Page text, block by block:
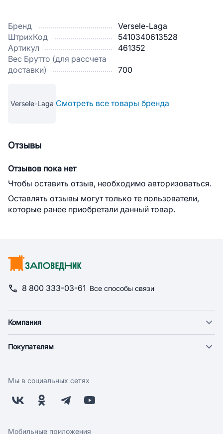
Бренд
Versele-Laga
ШтрихКод
5410340613528
Артикул
461352
Вес Брутто (для рассчета
доставки)
700
Versele-Laga Смотреть все товары бренда
Отзывы
Отзывов пока нет
Чтобы оставить отзыв, необходимо авторизоваться.
Оставлять отзывы могут только те пользователи,
которые ранее приобретали данный товар.
8 800 333-03-61 Все способы связи
Компания
Новости
Поставщикам
Заводчикам
Обратная связь
Покупателям
Оплата
Бонусная программа
Скидки и акции
Мы в социальных сетях
Мобильные приложения